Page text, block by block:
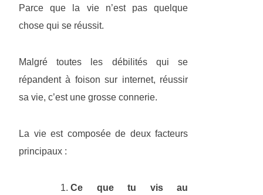
Parce que la vie n’est pas quelque
chose qui se réussit.
Malgré toutes les débilités qui se
répandent à foison sur internet, réussir
sa vie, c’est une grosse connerie.
La vie est composée de deux facteurs
principaux :
Ce que tu vis au